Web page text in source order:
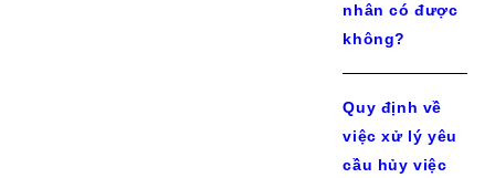
nhân có được
không?
Quy định về
việc xử lý yêu
cầu hủy việc